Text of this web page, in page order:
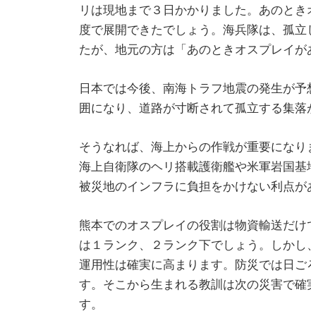
リは現地まで３日かかりました。あのと
度で展開できたでしょう。海兵隊は、孤
たが、地元の方は「あのときオスプレイが
日本では今後、南海トラフ地震の発生が
囲になり、道路が寸断されて孤立する集落
そうなれば、海上からの作戦が重要にな
海上自衛隊のヘリ搭載護衛艦や米軍岩国
被災地のインフラに負担をかけない利点が
熊本でのオスプレイの役割は物資輸送だ
は１ランク、２ランク下でしょう。しか
運用性は確実に高まります。防災では日
す。そこから生まれる教訓は次の災害で
す。